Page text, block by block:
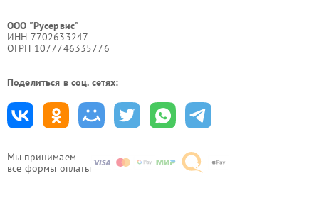
Мы принимаем
все формы оплаты
ООО "Русервис"
ИНН 7702633247
ОГРН 1077746335776
Поделиться в соц. сетях: